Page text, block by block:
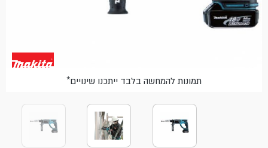
*תמונות להמחשה בלבד ייתכנו שינויים